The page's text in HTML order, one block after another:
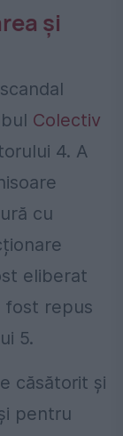
și
Colectiv
4. A
cu
eliberat
fost repus
5.
căsătorit și
pentru